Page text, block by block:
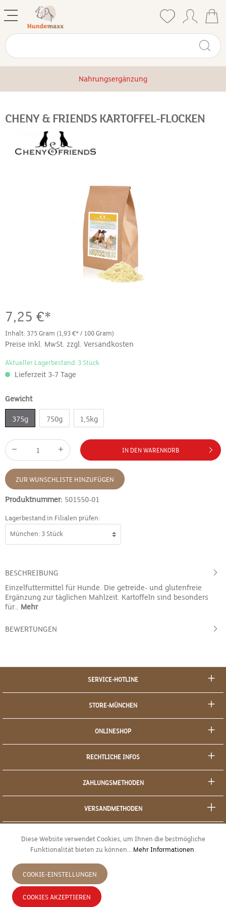
Nahrungsergänzung
CHENY & FRIENDS KARTOFFEL-FLOCKEN
7,25 €*
Inhalt: 375 Gram (1,93 €* / 100 Gram)
Preise inkl. MwSt. zzgl. Versandkosten
Aktueller Lagerbestand: 3 Stück
Lieferzeit 3-7 Tage
Gewicht
375g 750g 1,5kg
IN DEN WARENKORB
ZUR WUNSCHLISTE HINZUFÜGEN
Produktnummer: 501550-01
Lagerbestand in Filialen prüfen:
BESCHREIBUNG
Einzelfuttermittel für Hunde. Die getreide- und glutenfreie
Ergänzung zur täglichen Mahlzeit. Kartoffeln sind besonders
für… Mehr
BEWERTUNGEN
SERVICE-HOTLINE
STORE-MÜNCHEN
ONLINESHOP
RECHTLICHE INFOS
ZAHLUNGSMETHODEN
VERSANDMETHODEN
JETZT WIDERRUFEN
Diese Website verwendet Cookies, um Ihnen die bestmögliche
Funktionalität bieten zu können... Mehr Informationen.
COOKIE-EINSTELLUNGEN
COOKIES AKZEPTIEREN